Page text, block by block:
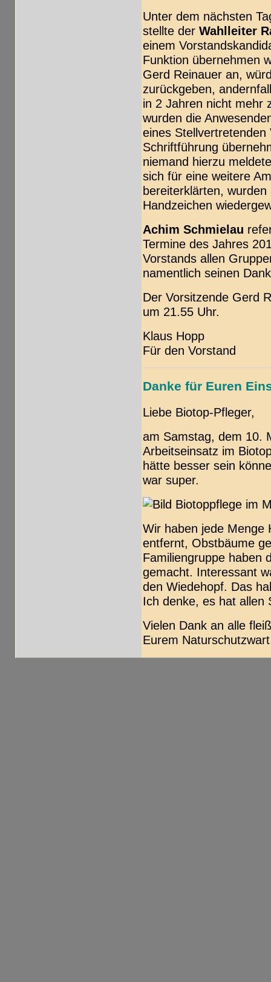
Unter dem nächsten
stellte der Wahlleiter
einem
Funktion übernehmen
Gerd Reinauer an,
zurückgeben,
in 2 Jahren nicht mehr
wurden die
eines
Schriftführung
niemand hierzu
sich für eine weitere
bereiterklärten,
Handzeichen
Achim Schmielau
Termine des Jahres
Vorstands allen
namentlich seinen
Der Vorsitzende Gerd
um 21.55 Uhr.
Klaus Hopp
Für den Vorstand
Danke für Euren
Liebe Biotop-Pfleger,
am Samstag, dem 10.
Arbeitseinsatz im
hätte besser sein
war super.
Wir haben jede Menge
entfernt, Obstbäume
Familiengruppe haben
gemacht. Interessant
den Wiedehopf. Das
Ich denke, es hat allen
Vielen Dank an alle
Eurem